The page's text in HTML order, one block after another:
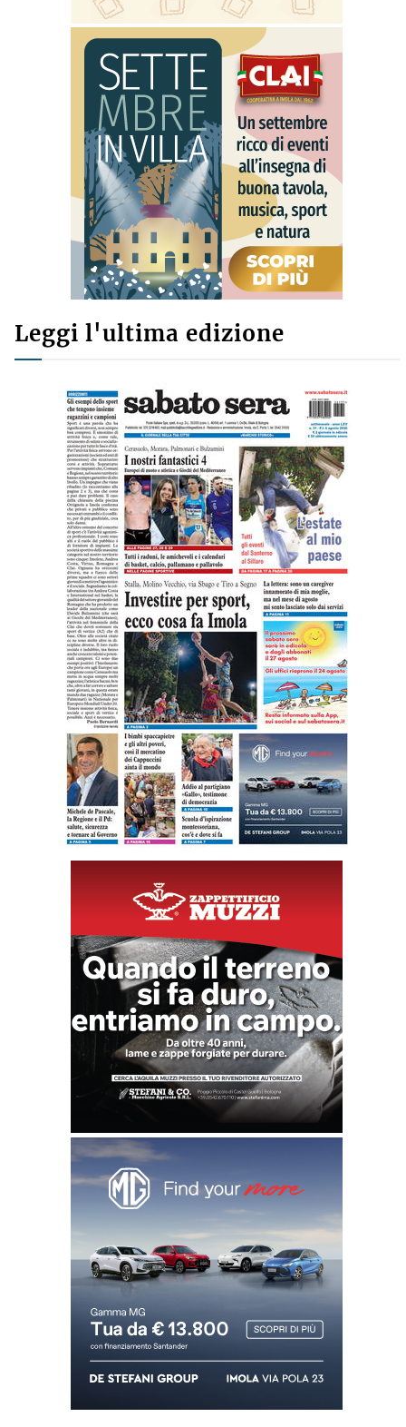
Leggi l'ultima edizione